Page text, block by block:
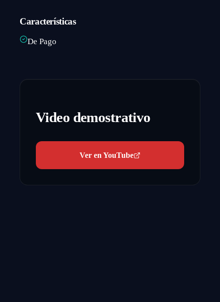
Características
De Pago
Video demostrativo
Ver en YouTube